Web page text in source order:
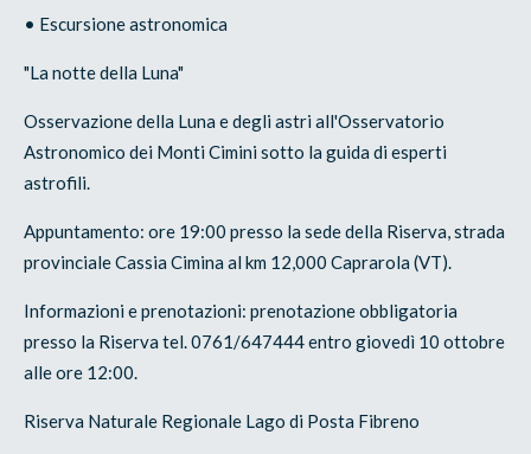
• Escursione astronomica
"La notte della Luna"
Osservazione della Luna e degli astri all'Osservatorio
Astronomico dei Monti Cimini sotto la guida di esperti
astrofili.
Appuntamento: ore 19:00 presso la sede della Riserva, strada
provinciale Cassia Cimina al km 12,000 Caprarola (VT).
Informazioni e prenotazioni: prenotazione obbligatoria
presso la Riserva tel. 0761/647444 entro giovedì 10 ottobre
alle ore 12:00.
Riserva Naturale Regionale Lago di Posta Fibreno